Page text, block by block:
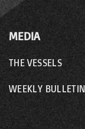
MEDIA
THE VESSELS
WEEKLY BULLETIN